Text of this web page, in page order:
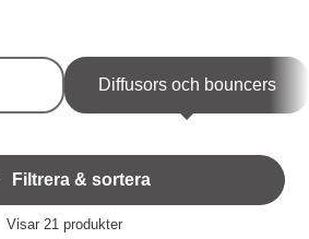
Diffusors och bouncers
Filtrera & sortera
Visar 21 produkter